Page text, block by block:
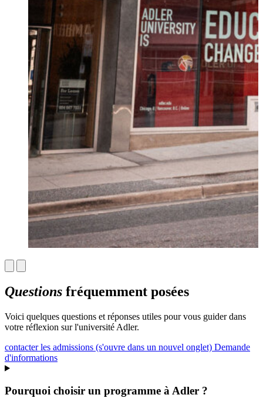
Questions fréquemment posées
Voici quelques questions et réponses utiles pour vous guider dans
votre réflexion sur l'université Adler.
contacter les admissions (s'ouvre dans un nouvel onglet) Demande
d'informations
Pourquoi choisir un programme à Adler ?